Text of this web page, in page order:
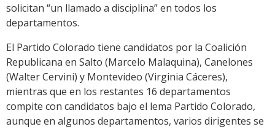
solicitan “un llamado a disciplina” en todos los
departamentos.
El Partido Colorado tiene candidatos por la Coalición
Republicana en Salto (Marcelo Malaquina), Canelones
(Walter Cervini) y Montevideo (Virginia Cáceres),
mientras que en los restantes 16 departamentos
compite con candidatos bajo el lema Partido Colorado,
aunque en algunos departamentos, varios dirigentes se